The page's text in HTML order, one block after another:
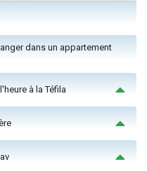
dans un appartement
à la Téfila